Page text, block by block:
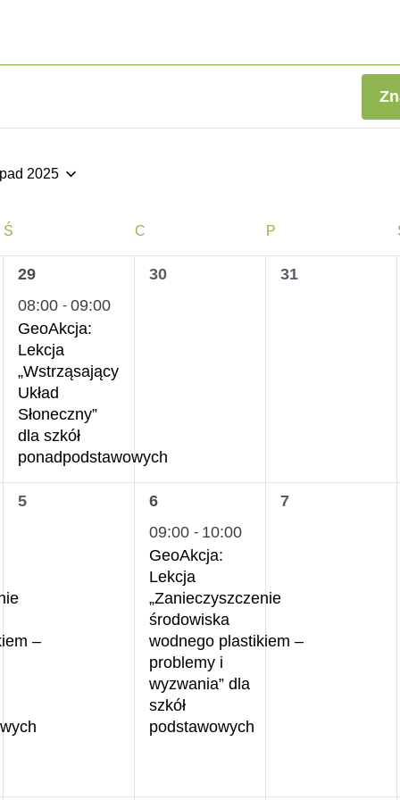
2025
Ś C P
1
29
08:00-09:00
GeoAkcja:
Lekcja
„Wstrząsający
Układ
Słoneczny”
dla szkół
ponadpodstawowych
0
30
0
31
–
0
5
1
6
09:00- 10:00
GeoAkcja:
Lekcja
„Zanieczyszczenie
środowiska
wodnego plastikiem –
problemy i
wyzwania” dla
szkół
podstawowych
0
7